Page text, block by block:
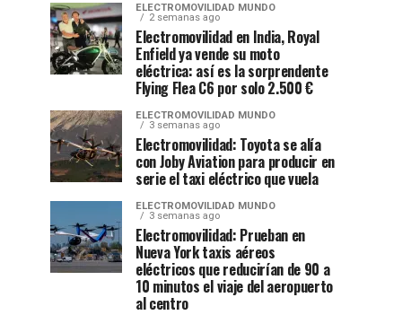
ELECTROMOVILIDAD MUNDO
2 semanas ago
Electromovilidad en India, Royal
Enfield ya vende su moto
eléctrica: así es la sorprendente
Flying Flea C6 por solo 2.500 €
ELECTROMOVILIDAD MUNDO
3 semanas ago
Electromovilidad: Toyota se alía
con Joby Aviation para producir en
serie el taxi eléctrico que vuela
ELECTROMOVILIDAD MUNDO
3 semanas ago
Electromovilidad: Prueban en
Nueva York taxis aéreos
eléctricos que reducirían de 90 a
10 minutos el viaje del aeropuerto
al centro